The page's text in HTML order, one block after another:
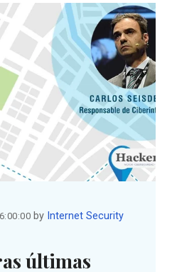
by Internet Security
últimas